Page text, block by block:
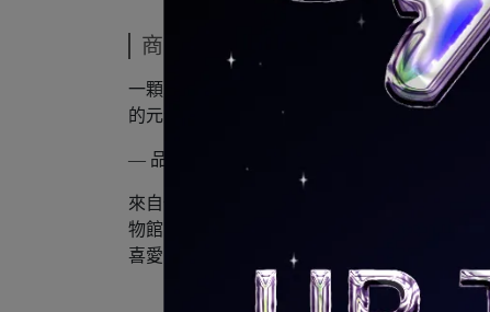
商品介紹
一顆單顆淡水珍珠作為主角，搭配細緻的珍珠
的元素，超越了既有框架。色調流轉，俐落
— 品牌介紹 —
來自倫敦的飾物品牌，設計風格極富文藝色
物館中縮小的藝術品。而品牌非常重視「永
喜愛。